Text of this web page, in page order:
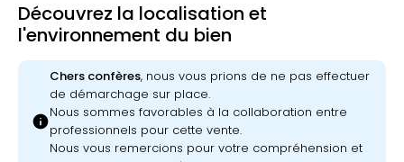
Découvrez la localisation et
l'environnement du bien
info
Chers confères, nous vous prions de ne pas effectuer
de démarchage sur place.
Nous sommes favorables à la collaboration entre
professionnels pour cette vente.
Nous vous remercions pour votre compréhension et